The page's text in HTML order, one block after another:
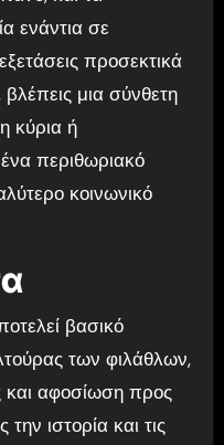
ενάντια σε
προσεκτικά
βλέπεις μια σύνθετη
κύρια ή
ένα περιθωριακό
κοινωνικό
βασικό
των φιλάθλων,
και αφοσίωση προς
ιστορία και τις